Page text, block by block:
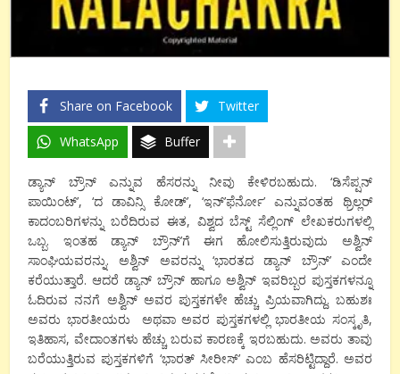
Share on Facebook Twitter
WhatsApp Buffer
ಡ್ಯಾನ್ ಬ್ರೌನ್ ಎನ್ನುವ ಹೆಸರನ್ನು ನೀವು ಕೇಳಿರಬಹುದು. ‘ಡಿಸೆಪ್ಷನ್
ಪಾಯಿಂಟ್’, ‘ದ ಡಾವಿನ್ಸಿ ಕೋಡ್’, ‘ಇನ್’ಫೆರ್ನೋ’ ಎನ್ನುವಂತಹ ಥ್ರಿಲ್ಲರ್
ಕಾದಂಬರಿಗಳನ್ನು ಬರೆದಿರುವ ಈತ, ವಿಶ್ವದ ಬೆಸ್ಟ್ ಸೆಲ್ಲಿಂಗ್ ಲೇಖಕರುಗಳಲ್ಲಿ
ಒಬ್ಬ. ಇಂತಹ ಡ್ಯಾನ್ ಬ್ರೌನ್’ಗೆ ಈಗ ಹೋಲಿಸುತ್ತಿರುವುದು ಅಶ್ವಿನ್
ಸಾಂಘಿಯವರನ್ನು. ಅಶ್ವಿನ್ ಅವರನ್ನು ‘ಭಾರತದ ಡ್ಯಾನ್ ಬ್ರೌನ್’ ಎಂದೇ
ಕರೆಯುತ್ತಾರೆ. ಆದರೆ ಡ್ಯಾನ್ ಬ್ರೌನ್ ಹಾಗೂ ಅಶ್ವಿನ್ ಇವರಿಬ್ಬರ ಪುಸ್ತಕಗಳನ್ನೂ
ಓದಿರುವ ನನಗೆ ಅಶ್ವಿನ್ ಅವರ ಪುಸ್ತಕಗಳೇ ಹೆಚ್ಚು ಪ್ರಿಯವಾಗಿದ್ದು. ಬಹುಶಃ
ಅವರು ಭಾರತೀಯರು ಅಥವಾ ಅವರ ಪುಸ್ತಕಗಳಲ್ಲಿ ಭಾರತೀಯ ಸಂಸ್ಕೃತಿ,
ಇತಿಹಾಸ, ವೇದಾಂತಗಳು ಹೆಚ್ಚು ಬರುವ ಕಾರಣಕ್ಕೆ ಇರಬಹುದು. ಅವರು ತಾವು
ಬರೆಯುತ್ತಿರುವ ಪುಸ್ತಕಗಳಿಗೆ ‘ಭಾರತ್ ಸೀರೀಸ್’ ಎಂಬ ಹೆಸರಿಟ್ಟಿದ್ದಾರೆ. ಅವರ